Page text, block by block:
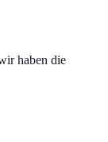
haben die